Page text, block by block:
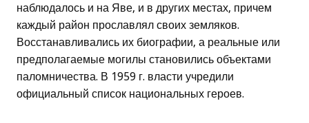
наблюдалось и на Яве, и в других местах, причем
каждый район прославлял своих земляков.
Восстанавливались их биографии, а реальные или
предполагаемые могилы становились объектами
паломничества. В 1959 г. власти учредили
официальный список национальных героев.